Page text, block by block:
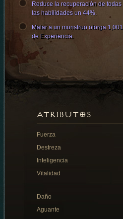
Reduce la recuperación de todas
las habilidades un 44%.
Matar a un monstruo otorga 1,001
de Experiencia.
ATRIBUTOS
Fuerza
Destreza
Inteligencia
Vitalidad
Daño
Aguante